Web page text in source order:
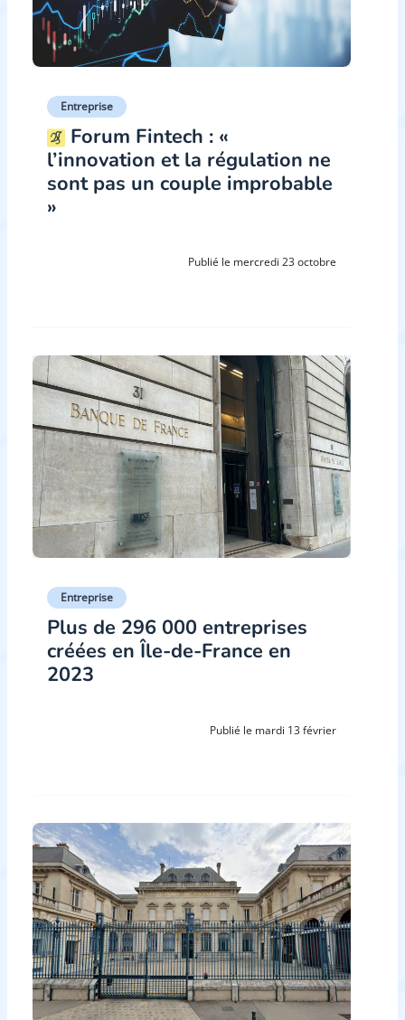
Entreprise
Forum Fintech : «
l’innovation et la régulation ne
sont pas un couple improbable
»
Publié le mercredi 23 octobre
Entreprise
Plus de 296 000 entreprises
créées en Île-de-France en
2023
Publié le mardi 13 février